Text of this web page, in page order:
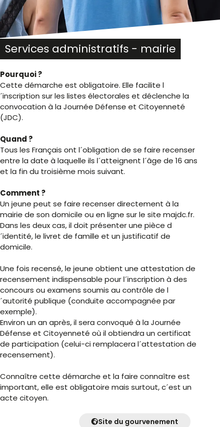
Services administratifs - mairie
Pourquoi ?
Cette démarche est obligatoire. Elle facilite l
´inscription sur les listes électorales et déclenche la
convocation à la Journée Défense et Citoyenneté
(JDC).
Quand ?
Tous les Français ont l´obligation de se faire recenser
entre la date à laquelle ils l´atteignent l´âge de 16 ans
et la fin du troisième mois suivant.
Comment ?
Un jeune peut se faire recenser directement à la
mairie de son domicile ou en ligne sur le site majdc.fr.
Dans les deux cas, il doit présenter une pièce d
´identité, le livret de famille et un justificatif de
domicile.
Une fois recensé, le jeune obtient une attestation de
recensement indispensable pour l´inscription à des
concours ou examens soumis au contrôle de l
´autorité publique (conduite accompagnée par
exemple).
Environ un an après, il sera convoqué à la Journée
Défense et Citoyenneté où il obtiendra un certificat
de participation (celui-ci remplacera l´attestation de
recensement).
Connaître cette démarche et la faire connaître est
important, elle est obligatoire mais surtout, c´est un
acte citoyen.
Site du gourvenement